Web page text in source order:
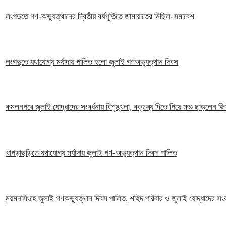
লংগদুতে গণ-অভ্যুত্থানের দ্বিতীয় বর্ষপূর্তিতে জামায়াতের মিছিল-সমাবেশ
লংগদুতে যথাযোগ্য মর্যাদায় পালিত হলো জুলাই গণঅভ্যুত্থান দিবস
কমলনগরে জুলাই যোদ্ধাদের সংবর্ধনায় বিশৃঙ্খলা, বক্তব্য দিতে গিয়ে মঞ্চ ছাড়লেন
খাগড়াছড়িতে যথাযোগ্য মর্যাদায় জুলাই গণ-অভ্যুত্থান দিবস পালিত
ময়মনসিংহে জুলাই গণঅভ্যুত্থান দিবস পালিত, শহিদ পরিবার ও জুলাই যোদ্ধাদের